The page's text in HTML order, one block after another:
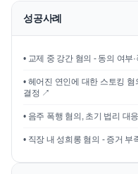
성공사례
• 교제 중 강간 혐의 - 동의 여부
• 헤어진 연인에 대한 스토킹 혐
결정 ↗
• 음주 폭행 혐의, 초기 법리 대
• 직장 내 성희롱 혐의 - 증거 부